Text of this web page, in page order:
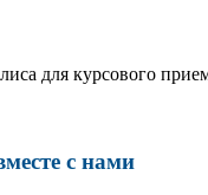
для курсового
с нами